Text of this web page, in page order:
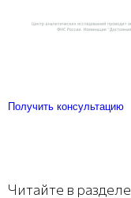
Получить консультацию
Читайте в разделе